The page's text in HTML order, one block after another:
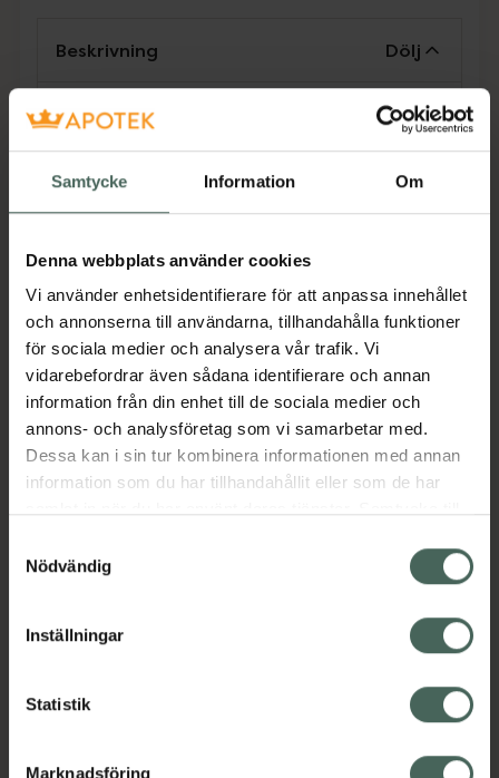
Samtycke Information Om
Denna webbplats använder cookies
Vi använder enhetsidentifierare för att anpassa innehållet
och annonserna till användarna, tillhandahålla funktioner
för sociala medier och analysera vår trafik. Vi
vidarebefordrar även sådana identifierare och annan
information från din enhet till de sociala medier och
annons- och analysföretag som vi samarbetar med.
Dessa kan i sin tur kombinera informationen med annan
information som du har tillhandahållit eller som de har
återkalla ditt samtycke via webbplatsens
cookieinställningar. Ett återkallat samtycke påverkar inte
lagligheten av behandling som skett innan återkallelsen.
Nödvändig
Inställningar
Statistik
Marknadsföring
Beskrivning Dölj
Denna intensiva reparerande- och vårdande
hårmask återställer hårets naturliga glans och
och återställa skadat hår. Proteinerna i
hårmasken regenererar skadat, tunt och
det ger håret skydd, styrka och volym.
Vetegroddar och solrosolja återfuktar håret,
vilket gör det smidigt och lättare att hantera.
1. För alla hårtyper 2. Proteiner regenererar
håre. 3. Stärker och ger glans till håret. 4.
Rosmarinolja gör håret tjockare
Jämförpris 2,98 kr/ml
Hårinpackning
Visa